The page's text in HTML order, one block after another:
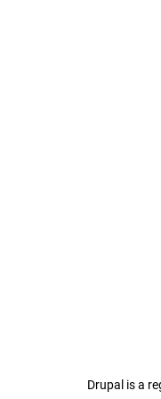
Drupal is a